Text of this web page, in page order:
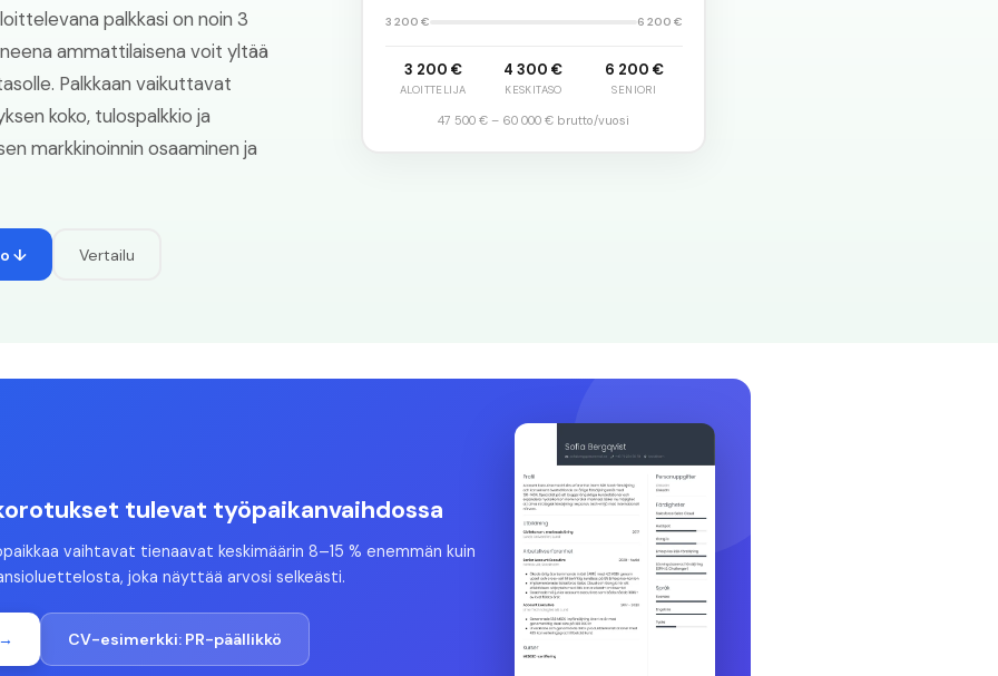
palkkasi on noin 3
ammattilaisena voit yltää
Palkkaan vaikuttavat
koko, tulospalkkio ja
markkinoinnin osaaminen ja
↓ Vertailu
3 200 € 6 200 €
3 200 €
ALOITTELIJA
4 300 €
KESKITASO
6 200 €
SENIORI
47 500 € – 60 000 € brutto/vuosi
tulevat työpaikanvaihdossa
vaihtavat tienaavat keskimäärin 8–15 % enemmän kuin
joka näyttää arvosi selkeästi.
CV-esimerkki: PR-päällikkö